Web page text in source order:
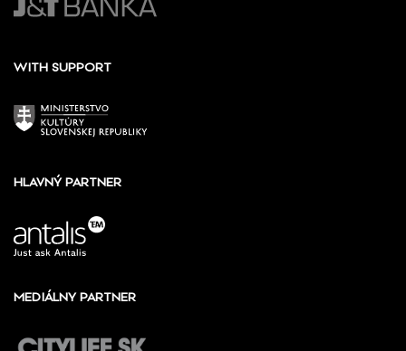
WITH SUPPORT
HLAVNÝ PARTNER
MEDIÁLNY PARTNER